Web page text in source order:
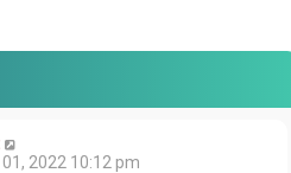
2022 10:12 pm